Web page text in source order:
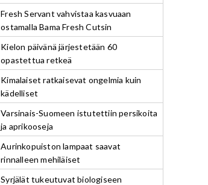
Fresh Servant vahvistaa kasvuaan
ostamalla Bama Fresh Cutsin
Kielon päivänä järjestetään 60
opastettua retkeä
Kimalaiset ratkaisevat ongelmia kuin
kädelliset
Varsinais-Suomeen istutettiin persikoita
ja aprikooseja
Aurinkopuiston lampaat saavat
rinnalleen mehiläiset
Syrjälät tukeutuvat biologiseen